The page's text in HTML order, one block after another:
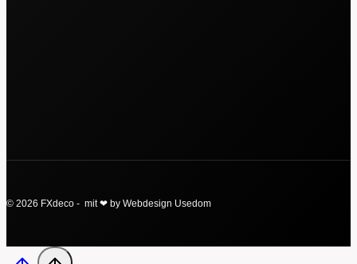
© 2026 FXdeco - mit ❤ by Webdesign Usedom